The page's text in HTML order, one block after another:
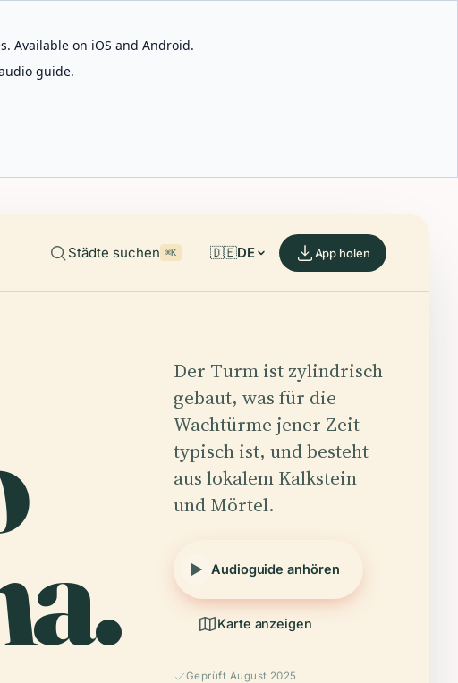
Available on iOS and Android.
guide.
Städte suchen ⌘K 🇩🇪DE App holen
Der Turm ist zylindrisch
gebaut, was für die
Wachtürme jener Zeit
typisch ist, und besteht
aus lokalem Kalkstein
und Mörtel.
Audioguide anhören
Karte anzeigen
Geprüft August 2025